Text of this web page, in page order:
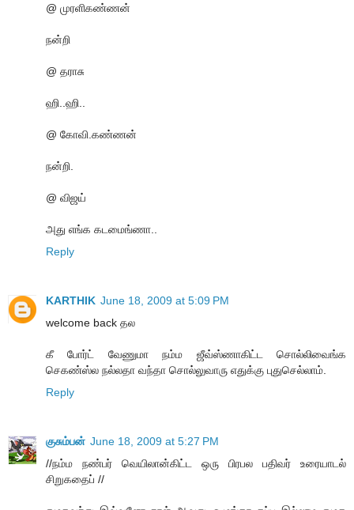
@ முரளிகண்ணன்
நன்றி
@ தராசு
ஹி..ஹி..
@ கோவி.கண்ணன்
நன்றி.
@ விஜய்
அது எங்க கடமைங்ணா..
Reply
KARTHIK June 18, 2009 at 5:09 PM
welcome back தல
கீ போர்ட் வேணுமா நம்ம ஜீவ்ஸ்ணாகிட்ட சொல்லிவைங்க
செகண்ஸ்ல நல்லதா வந்தா சொல்லுவாரு எதுக்கு புதுசெல்லாம்.
Reply
குசும்பன் June 18, 2009 at 5:27 PM
//நம்ம நண்பர் வெயிலான்கிட்ட ஒரு பிரபல பதிவர் உரையாடல்
சிறுகதைப் //